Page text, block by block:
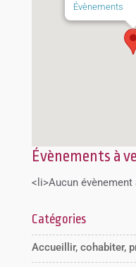
Évènements
Évènements à
<li>Aucun
Catégories
Accueillir, cohabiter,